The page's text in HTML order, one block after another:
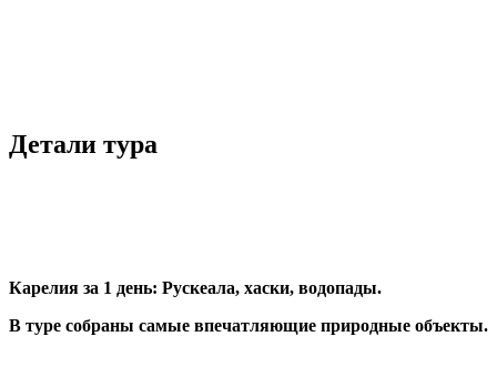
Детали тура
Карелия за 1 день: Рускеала, хаски, водопады.
В туре собраны самые впечатляющие природные объекты.